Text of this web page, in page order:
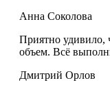
Анна Соколова
Приятно удивило,
объем. Всё
Дмитрий Орлов